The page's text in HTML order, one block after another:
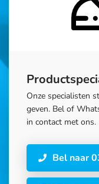
Onze specialisten
geven. Bel of
in contact met ons.
Bel naar